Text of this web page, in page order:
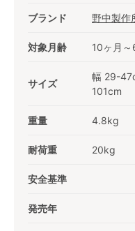
ブランド 野中製作
対象月齢 10ヶ月～
サイズ
幅 29-
101cm
重量 4.8kg
耐荷重 20kg
安全基準
発売年